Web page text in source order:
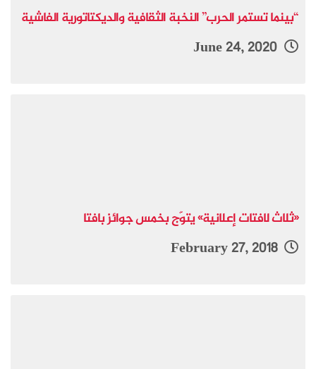
“بينما تستمر الحرب” النخبة الثقافية والديكتاتورية الفاشية
«ثلاث لافتات إعلانية» يتوّج بخمس جوائز بافتا
February 27, 2018